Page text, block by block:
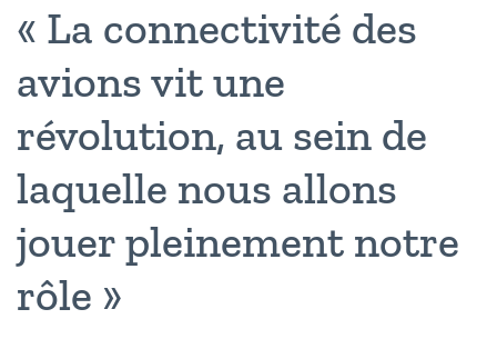
« La connectivité des
avions vit une
révolution, au sein de
laquelle nous allons
jouer pleinement notre
rôle »